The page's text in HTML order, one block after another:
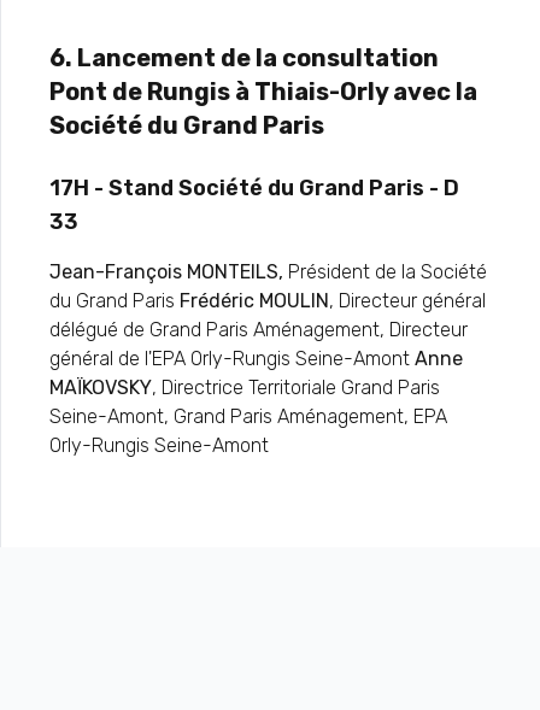
6. Lancement de la consultation
Pont de Rungis à Thiais-Orly avec la
Société du Grand Paris
17H - Stand Société du Grand Paris - D
33
Jean-François MONTEILS, Président de la Société
du Grand Paris Frédéric MOULIN, Directeur général
délégué de Grand Paris Aménagement, Directeur
général de l'EPA Orly-Rungis Seine-Amont Anne
MAÏKOVSKY, Directrice Territoriale Grand Paris
Seine-Amont, Grand Paris Aménagement, EPA
Orly-Rungis Seine-Amont